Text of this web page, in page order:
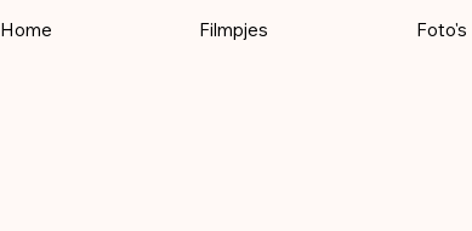
Home Filmpjes Foto's